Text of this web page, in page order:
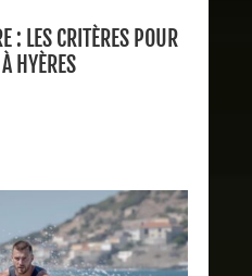
: LES CRITÈRES POUR
HYÈRES